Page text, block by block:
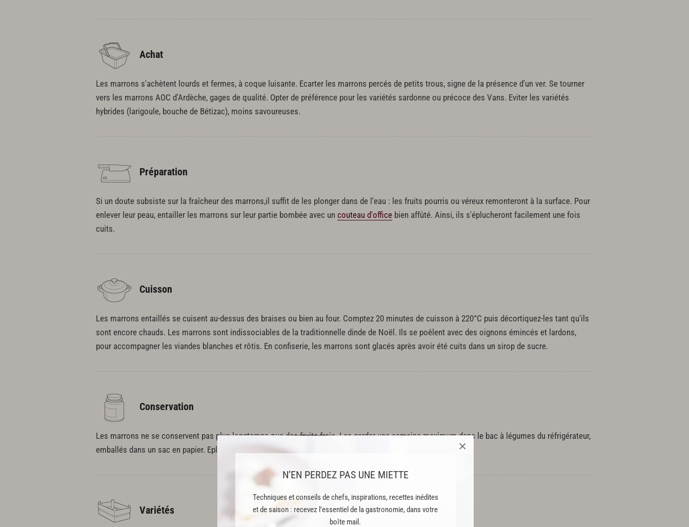
N’EN PERDEZ PAS UNE MIETTE
Techniques et conseils de chefs, inspirations, recettes inédites
et de saison : recevez l’essentiel de la gastronomie, dans votre
boîte mail.
×
Achat
Les marrons s'achètent lourds et fermes, à coque luisante. Ecarter les marrons percés de petits trous, signe de la présence d'un ver. Se tourner
vers les marrons AOC d'Ardèche, gages de qualité. Opter de préférence pour les variétés sardonne ou précoce des Vans. Eviter les variétés
hybrides (larigoule, bouche de Bétizac), moins savoureuses.
Préparation
Si un doute subsiste sur la fraîcheur des marrons,il suffit de les plonger dans de l'eau : les fruits pourris ou véreux remonteront à la surface. Pour
enlever leur peau, entailler les marrons sur leur partie bombée avec un couteau d'office bien affûté. Ainsi, ils s'éplucheront facilement une fois
cuits.
Cuisson
Les marrons entaillés se cuisent au-dessus des braises ou bien au four. Comptez 20 minutes de cuisson à 220°C puis décortiquez-les tant qu'ils
sont encore chauds. Les marrons sont indissociables de la traditionnelle dinde de Noël. Ils se poêlent avec des oignons émincés et lardons,
pour accompagner les viandes blanches et rôtis. En confiserie, les marrons sont glacés après avoir été cuits dans un sirop de sucre.
Conservation
Les marrons ne se conservent pas plus longtemps que des fruits frais. Les garder une semaine maximum dans le bac à légumes du réfrigérateur,
emballés dans un sac en papier. Epluchés, les marrons peuvent être congelés.
Variétés